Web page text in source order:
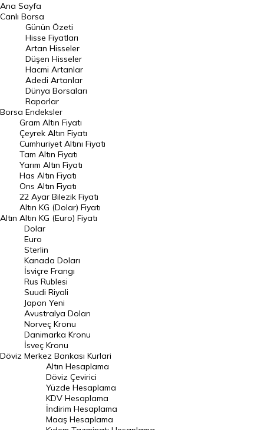
BIST 100 Hisseleri
En Çok Artan Hisseler
En Çok Düşen Hisseler
Hacmi Artanlar
Geçmiş Kapanışlar
Dünya Borsaları
Raporlar
Endeksler
DÖVİZ
Döviz Kuru
Dolar Kuru
Euro Kuru
Pound Kuru
Frank Kuru
Riyal Kuru
Avustralya Doları
Danimarka Kronu Kuru
Kanada Doları Kuru
Norveç Kronu Kuru
İsveç Kronu Kuru
Japon Yeni Kuru
Serbest Piyasa Döviz Kurları
Ana Sayfa
Canlı Borsa
Borsa
Günün Özeti
Hisse Fiyatları
Artan Hisseler
Düşen Hisseler
Hacmi Artanlar
Adedi Artanlar
Dünya Borsaları
Raporlar
Endeksler
Altın
Gram Altın Fiyatı
Çeyrek Altın Fiyatı
Cumhuriyet Altını Fiyatı
Tam Altın Fiyatı
Yarım Altın Fiyatı
Has Altın Fiyatı
Ons Altın Fiyatı
22 Ayar Bilezik Fiyatı
Altın KG (Dolar) Fiyatı
Altın KG (Euro) Fiyatı
Döviz
Dolar
Euro
Sterlin
Kanada Doları
İsviçre Frangı
Rus Rublesi
Suudi Riyali
Japon Yeni
Avustralya Doları
Norveç Kronu
Danimarka Kronu
İsveç Kronu
Merkez Bankası Kurlari
Altın Hesaplama
Döviz Çevirici
Yüzde Hesaplama
KDV Hesaplama
İndirim Hesaplama
Maaş Hesaplama